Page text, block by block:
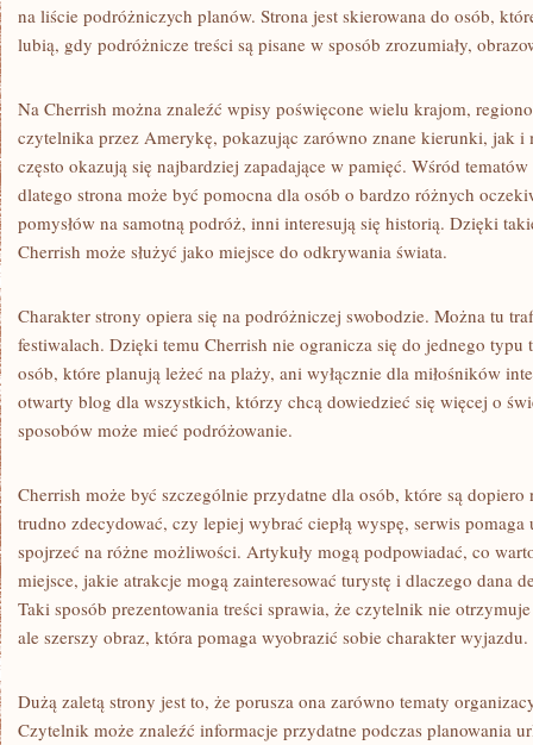
na liście podróżniczych planów. Strona jest skierowana do osób,
lubią, gdy podróżnicze treści są pisane w sposób zrozumiały,
Na Cherrish można znaleźć wpisy poświęcone wielu krajom,
czytelnika przez Amerykę, pokazując zarówno znane kierunki, jak i
często okazują się najbardziej zapadające w pamięć. Wśród
dlatego strona może być pomocna dla osób o bardzo różnych
pomysłów na samotną podróż, inni interesują się historią. Dzięki
Cherrish może służyć jako miejsce do odkrywania świata.
Charakter strony opiera się na podróżniczej swobodzie. Można tu
festiwalach. Dzięki temu Cherrish nie ogranicza się do jednego
osób, które planują leżeć na plaży, ani wyłącznie dla miłośników
otwarty blog dla wszystkich, którzy chcą dowiedzieć się więcej o
sposobów może mieć podróżowanie.
Cherrish może być szczególnie przydatne dla osób, które są
trudno zdecydować, czy lepiej wybrać ciepłą wyspę, serwis pomaga
spojrzeć na różne możliwości. Artykuły mogą podpowiadać, co
miejsce, jakie atrakcje mogą zainteresować turystę i dlaczego dana
Taki sposób prezentowania treści sprawia, że czytelnik nie
ale szerszy obraz, która pomaga wyobrazić sobie charakter wyjazdu.
Dużą zaletą strony jest to, że porusza ona zarówno tematy
Czytelnik może znaleźć informacje przydatne podczas planowania